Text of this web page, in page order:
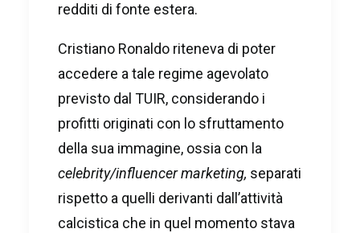
redditi di fonte estera.
Cristiano Ronaldo riteneva di poter
accedere a tale regime agevolato
previsto dal TUIR, considerando i
profitti originati con lo sfruttamento
della sua immagine, ossia con la
celebrity/influencer marketing, separati
rispetto a quelli derivanti dall’attività
calcistica che in quel momento stava